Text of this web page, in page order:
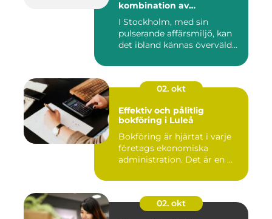
kombination av
personlig service
I Stockholm, med sin
pulserande affärsmiljö, kan
det ibland kännas överväld...
02. okt
Effektiv och pålitlig
bokföring i Luleå
Bokföring är hjärtat i varje
företags ekonomiska
administration. Det är en ...
02. okt